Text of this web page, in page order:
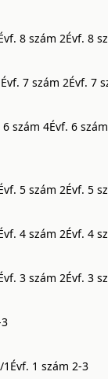
8 szám 2Évf. 8
Évf. 7 szám 2Évf. 7
6 szám 4Évf. 6
5 szám 2Évf. 5
4 szám 2Évf. 4
3 szám 2Évf. 3
Évf. 1 szám 2-3